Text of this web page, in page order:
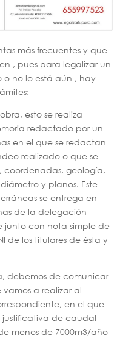
más frecuentes y que
, pues para legalizar un
o no lo está aún , hay
esto se realiza
redactado por un
en el que se redactan
realizado o que se
coordenadas, geología,
y planos. Este
se entrega en
de la delegación
junto con nota simple de
de los titulares de ésta y
debemos de comunicar
a realizar al
en el que
de caudal
menos de 7000m3/año